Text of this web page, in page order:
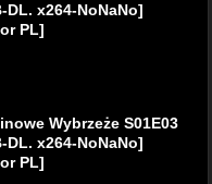
DL. x264-NoNaNo]
PL]
Wybrzeże S01E03
DL. x264-NoNaNo]
PL]